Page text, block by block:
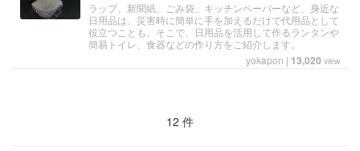
ラップ、新聞紙、ごみ袋、キッチンペーパーなど、身近な
日用品は、災害時に簡単に手を加えるだけで代用品として
役立つことも。そこで、日用品を活用して作るランタンや
簡易トイレ、食器などの作り方をご紹介します。
yokapon | 13,020 view
12 件